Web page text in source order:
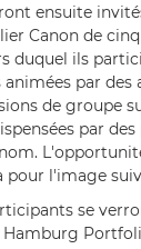
ensuite
Canon de
duquel ils
par des
de groupe
par
pour l'image
se
Hamburg